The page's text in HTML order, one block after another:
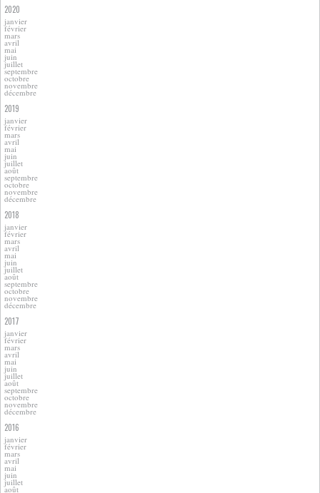
2020
janvier
février
mars
avril
mai
juin
juillet
septembre
octobre
novembre
décembre
2019
janvier
février
mars
avril
mai
juin
juillet
août
septembre
octobre
novembre
décembre
2018
janvier
février
mars
avril
mai
juin
juillet
août
septembre
octobre
novembre
décembre
2017
janvier
février
mars
avril
mai
juin
juillet
août
septembre
octobre
novembre
décembre
2016
janvier
février
mars
avril
mai
juin
juillet
août